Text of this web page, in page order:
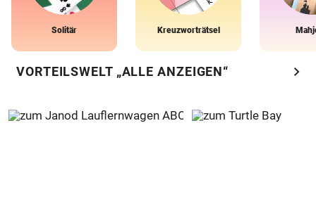
Solitär Kreuzworträtsel
VORTEILSWELT „ALLE ANZEIGEN“ chevron_right